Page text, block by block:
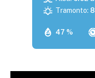
47 %
Tramonto: